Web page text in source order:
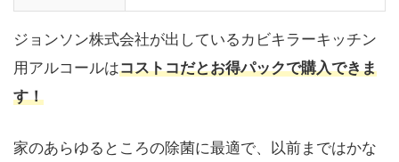
ジョンソン株式会社が出しているカビキラーキッチン
用アルコールはコストコだとお得パックで購入できま
す！
家のあらゆるところの除菌に最適で、以前まではかな